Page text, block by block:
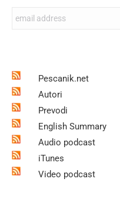
Pescanik.net
Autori
Prevodi
English Summary
Audio podcast
iTunes
Video podcast